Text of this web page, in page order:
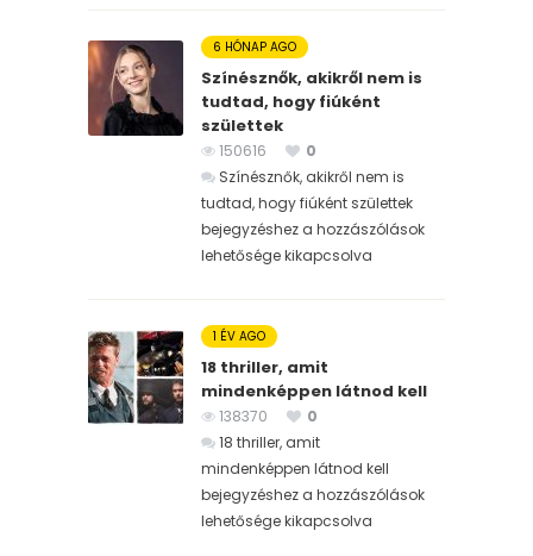
6 HÓNAP AGO
Színésznők, akikről nem is
tudtad, hogy fiúként
születtek
150616
0
Színésznők, akikről nem is
tudtad, hogy fiúként születtek
bejegyzéshez a hozzászólások
lehetősége kikapcsolva
1 ÉV AGO
18 thriller, amit
mindenképpen látnod kell
138370
0
18 thriller, amit
mindenképpen látnod kell
bejegyzéshez a hozzászólások
lehetősége kikapcsolva